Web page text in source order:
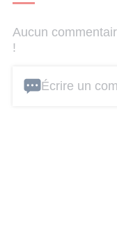
Aucun
!
Écrire un